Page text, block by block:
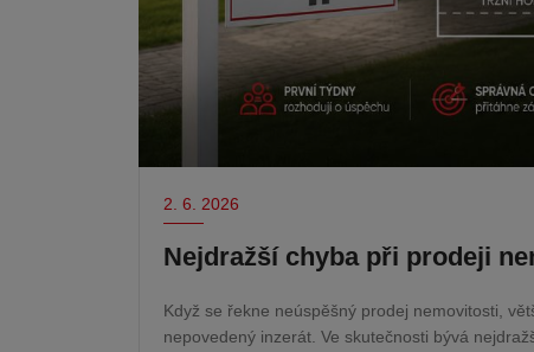
2. 6. 2026
Nejdražší chyba při prodeji
Když se řekne neúspěšný prodej nemovitosti,
nepovedený inzerát. Ve skutečnosti bývá